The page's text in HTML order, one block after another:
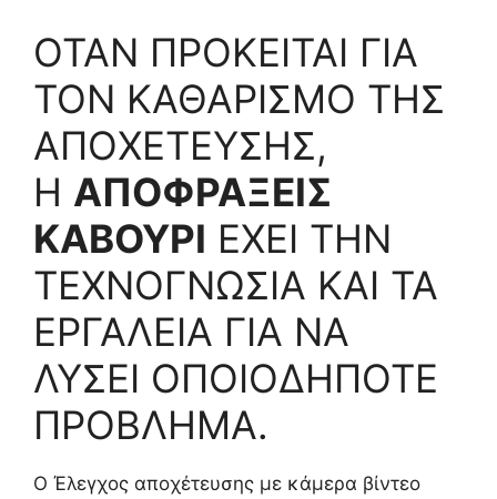
ΟΤΑΝ ΠΡΟΚΕΙΤΑΙ ΓΙΑ
ΤΟΝ ΚΑΘΑΡΙΣΜΟ ΤΗΣ
ΑΠΟΧΕΤΕΥΣΗΣ,
Η ΑΠΟΦΡΑΞΕΙΣ
ΚΑΒΟΥΡΙ ΕΧΕΙ ΤΗΝ
ΤΕΧΝΟΓΝΩΣΙΑ ΚΑΙ ΤΑ
ΕΡΓΑΛΕΙΑ ΓΙΑ ΝΑ
ΛΥΣΕΙ ΟΠΟΙΟΔΗΠΟΤΕ
ΠΡΟΒΛΗΜΑ.
Ο Έλεγχος αποχέτευσης με κάμερα βίντεο